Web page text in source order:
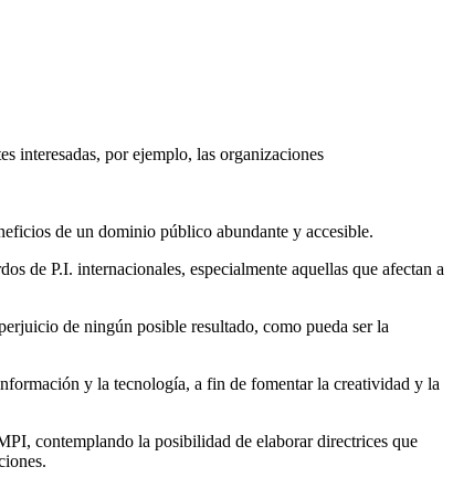
interesadas, por ejemplo, las organizaciones
de un dominio público abundante y accesible.
de P.I. internacionales, especialmente aquellas que afectan a
de ningún posible resultado, como pueda ser la
y la tecnología, a fin de fomentar la creatividad y la
contemplando la posibilidad de elaborar directrices que